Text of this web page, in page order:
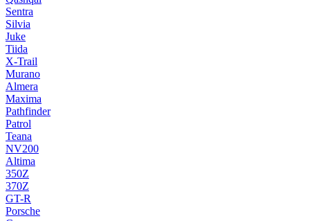
Sentra
Silvia
Juke
Tiida
X-Trail
Murano
Almera
Maxima
Pathfinder
Patrol
Teana
NV200
Altima
350Z
370Z
GT-R
Porsche